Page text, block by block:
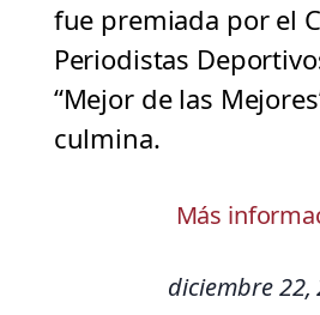
fue premiada por el
Periodistas
“Mejor de las
culmina.
Más
diciembre 22,